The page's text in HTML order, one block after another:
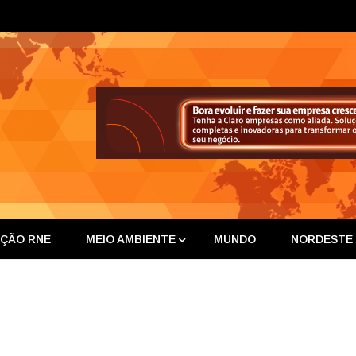
RNE MEIO AMBIENTE MUNDO NORDESTE